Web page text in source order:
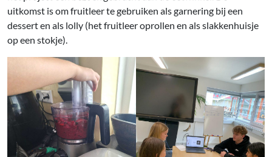
uitkomst is om fruitleer te gebruiken als garnering bij een
dessert en als lolly (het fruitleer oprollen en als slakkenhuisje
op een stokje).